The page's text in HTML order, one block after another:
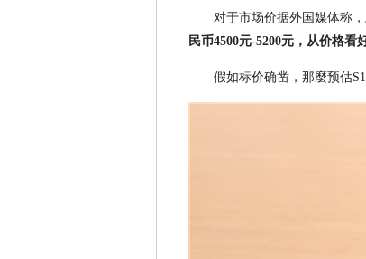
对于市场价据外国媒体称，
民币4500元-5200元，从价格看
假如标价确凿，那麼预估